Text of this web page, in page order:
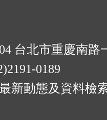
台北市重慶南路
0189
新動態及資料檢